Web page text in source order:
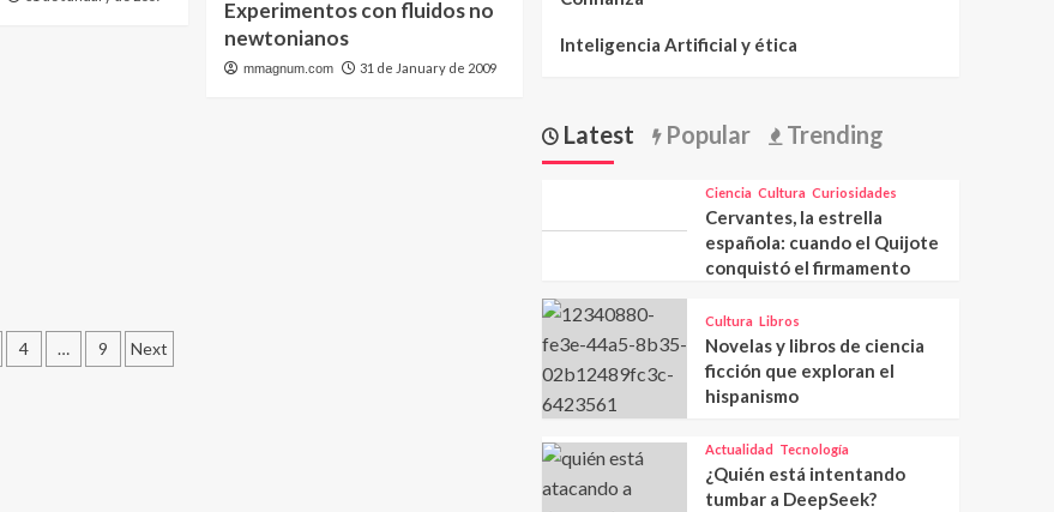
Experimentos con fluidos no
newtonianos
mmagnum.com
31 de January de 2009
4 … 9 Next
Inteligencia Artificial y ética
Latest Popular Trending
Ciencia Cultura Curiosidades
Cervantes, la estrella
española: cuando el Quijote
conquistó el firmamento
Cultura Libros
Novelas y libros de ciencia
ficción que exploran el
hispanismo
Actualidad Tecnología
¿Quién está intentando
tumbar a DeepSeek?